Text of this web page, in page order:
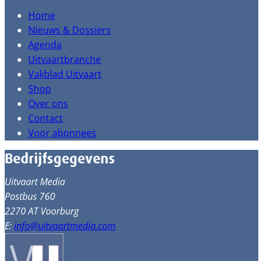
Home
Nieuws & Dossiers
Agenda
Uitvaartbranche
Vakblad Uitvaart
Shop
Over ons
Contact
Voor abonnees
Bedrijfsgegevens
Uitvaart Media
Postbus 760
2270 AT Voorburg
E:info@uitvaartmedia.com